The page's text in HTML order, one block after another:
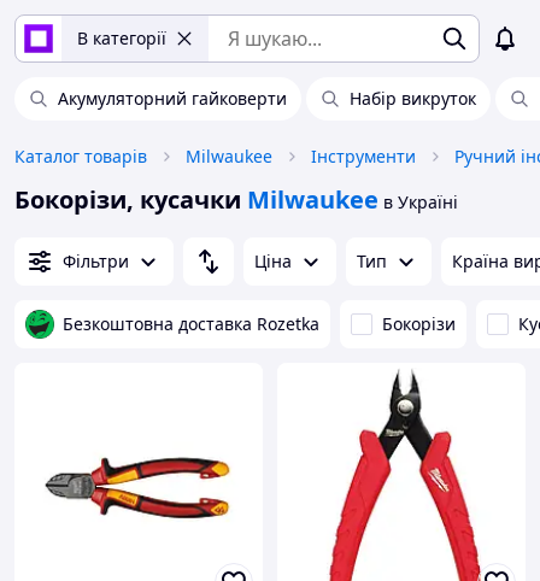
В категорії
Акумуляторний гайковерти Набір викруток
Каталог товарів Milwaukee Інструменти Ручний
Бокорізи, кусачки Milwaukee в Україні
Фільтри Ціна Тип Країна
Безкоштовна доставка Rozetka Бокорізи